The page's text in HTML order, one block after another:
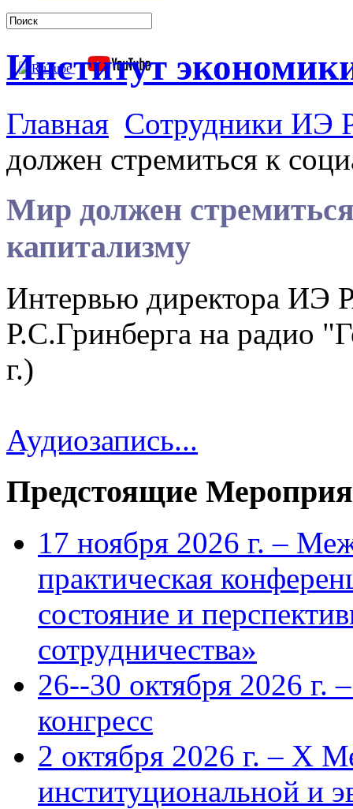
Институт
Главная Сотрудники
должен стремиться к
Мир должен
капитализму
Интервью директора ИЭ
Р.С.Гринберга на радио
г.)
Аудиозапись...
Предстоящие
17 ноября 2026 г. –
практическая
состояние и
сотрудничества»
26--30 октября 2026 г.
конгресс
2 октября 2026 г. – X
институциональной и